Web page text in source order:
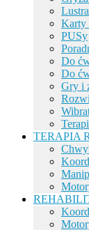
Karty
PUSy
Do
Do
Gry i
TERAPIA